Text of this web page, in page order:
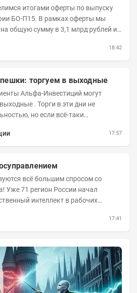
БО-П15. В рамках оферты мы
общую сумму в 3,1 млрд рублей из
18:42
торгуем в выходные
но если всё-таки
17:57
всё большим спросом со
Уже 71 регион России начал
интеллект в рабочих
17:41